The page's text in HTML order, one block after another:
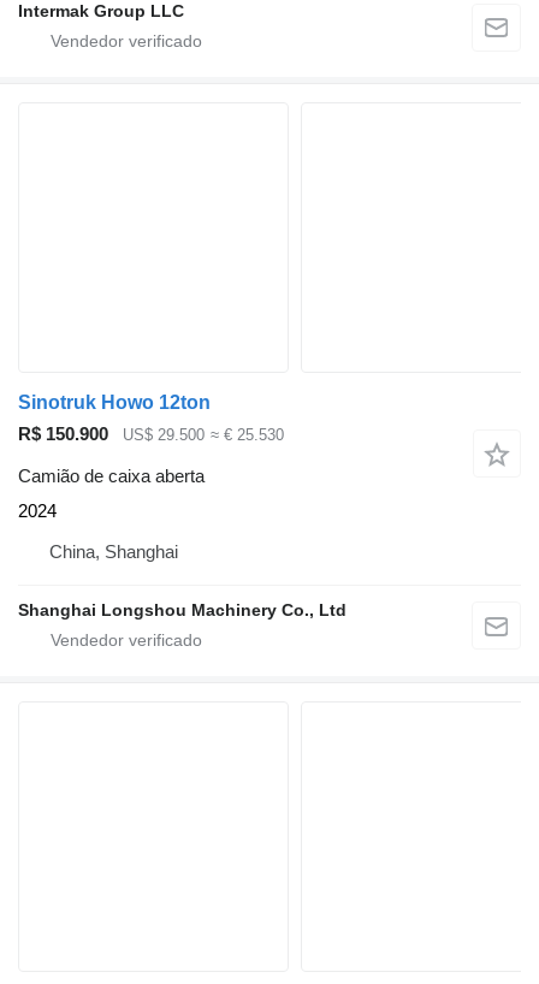
Intermak Group LLC
Sinotruk Howo 12ton
R$ 150.900
US$ 29.500 ≈ € 25.530
Camião de caixa aberta
2024
China, Shanghai
Shanghai Longshou Machinery Co., Ltd